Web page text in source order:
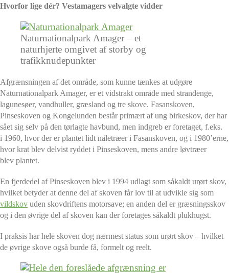
Hvorfor lige dér? Vestamagers velvalgte vidder
Naturnationalpark Amager – et
naturhjerte omgivet af storby og
trafikknudepunkter
Afgrænsningen af det område, som kunne tænkes at udgøre
Naturnationalpark Amager, er et vidstrakt område med strandenge,
lagunesøer, vandhuller, græsland og tre skove. Fasanskoven,
Pinseskoven og Kongelunden består primært af ung birkeskov, der har
sået sig selv på den tørlagte havbund, men indgreb er foretaget, f.eks.
i 1960, hvor der er plantet lidt nåletræer i Fasanskoven, og i 1980’erne,
hvor krat blev delvist ryddet i Pinseskoven, mens andre løvtræer
blev plantet.
En fjerdedel af Pinseskoven blev i 1994 udlagt som såkaldt urørt skov,
hvilket betyder at denne del af skoven får lov til at udvikle sig som
vildskov uden skovdriftens motorsave; en anden del er græsningsskov
og i den øvrige del af skoven kan der foretages såkaldt plukhugst.
I praksis har hele skoven dog nærmest status som urørt skov – hvilket
de øvrige skove også burde få, formelt og reelt.